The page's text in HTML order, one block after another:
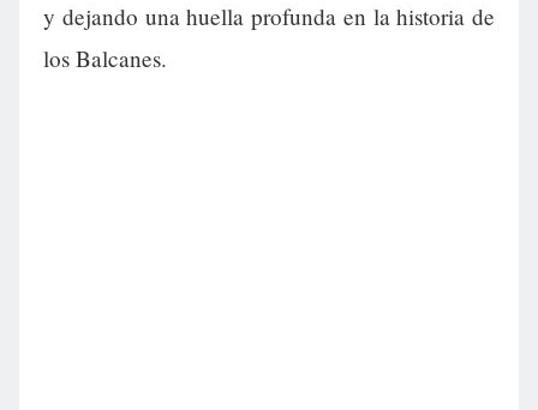
y dejando una huella profunda en la historia de
los Balcanes.